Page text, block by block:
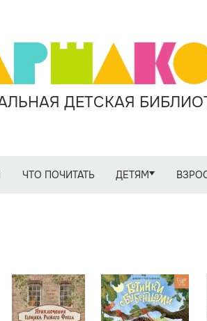
ДЕТСКАЯ
ЧТО ПОЧИТАТЬ ДЕТЯМ